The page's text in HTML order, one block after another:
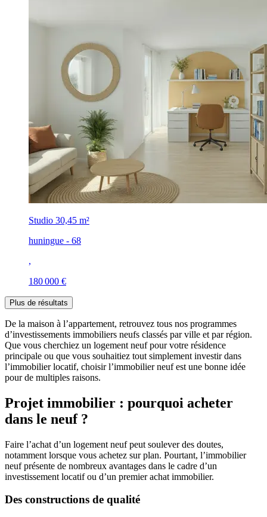
Studio 30,45 m²
huningue - 68
,
180 000 €
Plus de résultats
De la maison à l’appartement, retrouvez tous nos programmes
d’investissements immobiliers neufs classés par ville et par région.
Que vous cherchiez un logement neuf pour votre résidence
principale ou que vous souhaitiez tout simplement investir dans
l’immobilier locatif, choisir l’immobilier neuf est une bonne idée
pour de multiples raisons.
Projet immobilier : pourquoi acheter
dans le neuf ?
Faire l’achat d’un logement neuf peut soulever des doutes,
notamment lorsque vous achetez sur plan. Pourtant, l’immobilier
neuf présente de nombreux avantages dans le cadre d’un
investissement locatif ou d’un premier achat immobilier.
Des constructions de qualité